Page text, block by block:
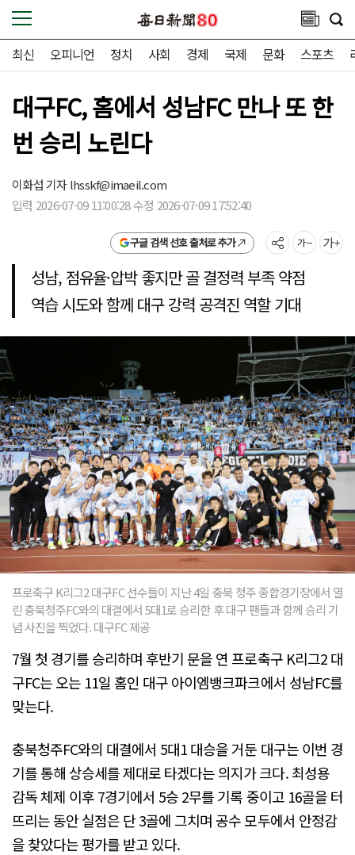
최신 오피니언 정치 사회 경제 국제 문화 스포츠
대구FC, 홈에서 성남FC 만나 또 한
번 승리 노린다
이화섭 기자lhsskf@imaeil.com
입력 2026-07-09 11:00:28 수정 2026-07-09 17:52:40
구글 검색 선호 출처로 추가
성남, 점유율·압박 좋지만 골 결정력 부족 약점
역습 시도와 함께 대구 강력 공격진 역할 기대
프로축구 K리그2 대구FC 선수들이 지난 4일 충북 청주 종합경기장에서 열
린 충북청주FC와의 대결에서 5대1로 승리한 후 대구 팬들과 함께 승리 기
념 사진을 찍었다. 대구FC 제공
7월 첫 경기를 승리하며 후반기 문을 연 프로축구 K리그2 대
구FC는 오는 11일 홈인 대구 아이엠뱅크파크에서 성남FC를
맞는다.
충북청주FC와의 대결에서 5대1 대승을 거둔 대구는 이번 경
기를 통해 상승세를 제대로 타겠다는 의지가 크다. 최성용
감독 체제 이후 7경기에서 5승 2무를 기록 중이고 16골을 터
뜨리는 동안 실점은 단 3골에 그치며 공수 모두에서 안정감
을 찾았다는 평가를 받고 있다.